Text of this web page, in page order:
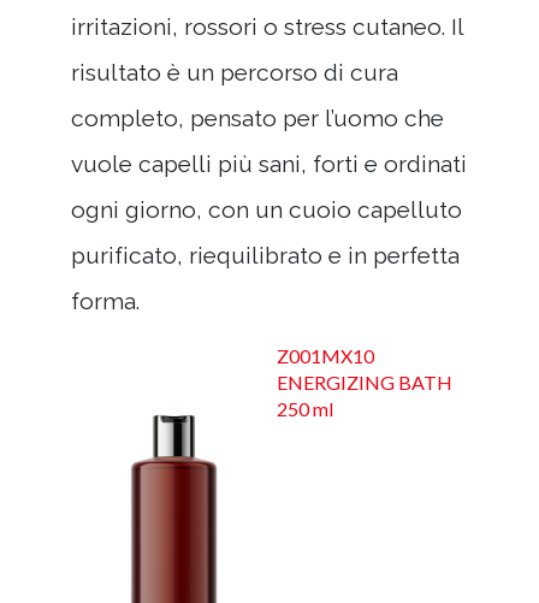
irritazioni, rossori o stress cutaneo. Il
risultato è un percorso di cura
completo, pensato per l’uomo che
vuole capelli più sani, forti e ordinati
ogni giorno, con un cuoio capelluto
purificato, riequilibrato e in perfetta
forma.
Z001MX10
ENERGIZING BATH
250 ml